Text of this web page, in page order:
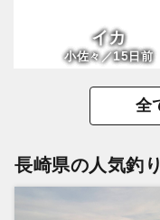
イカ
小佐々／15日前
全
長崎県の人気釣